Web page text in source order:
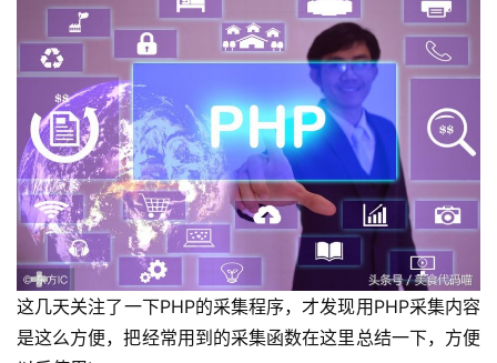
这几天关注了一下PHP的采集程序，才发现用PHP采集内容
是这么方便，把经常用到的采集函数在这里总结一下，方便